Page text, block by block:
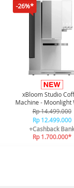
-26%*
xBloom Studio
Machine - Moonlight
Rp 14.499.000
Rp 12.499.000
+Cashback Bank
Rp 1.700.000*